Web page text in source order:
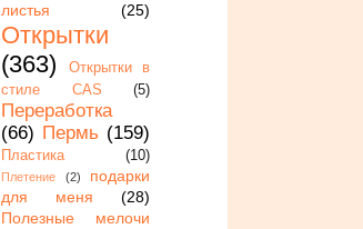
листья
(25)
Открытки
(363)
Открытки в
стиле CAS
(5)
Переработка
(66) Пермь (159)
Пластика (10)
Плетение (2)
подарки
для меня
(28)
Полезные мелочи